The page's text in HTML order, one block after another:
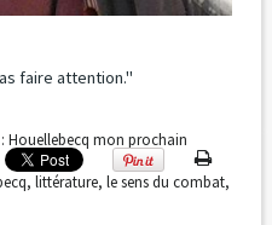
faire attention."
Houellebecq mon prochain
,littérature,le sens du combat,